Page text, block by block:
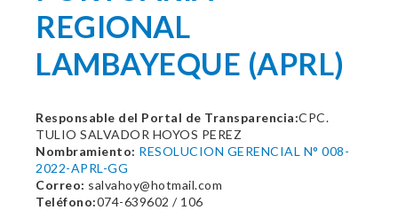
REGIONAL
LAMBAYEQUE (APRL)
Responsable del Portal de Transparencia:CPC.
TULIO SALVADOR HOYOS PEREZ
Nombramiento: RESOLUCION GERENCIAL N° 008-
2022-APRL-GG
Correo: salvahoy@hotmail.com
Teléfono:074-639602 / 106